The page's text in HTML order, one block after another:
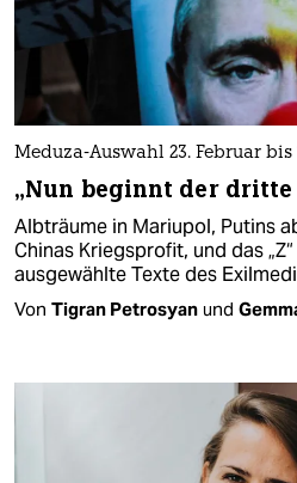
Meduza-Auswahl 23. Februar bis
„Nun beginnt der
Albträume in Mariupol, Putins
Chinas Kriegsprofit, und das
ausgewählte Texte des
Von Tigran Petrosyan und